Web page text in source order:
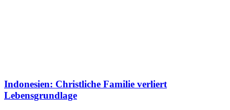
Indonesien: Christliche Familie verliert
Lebensgrundlage